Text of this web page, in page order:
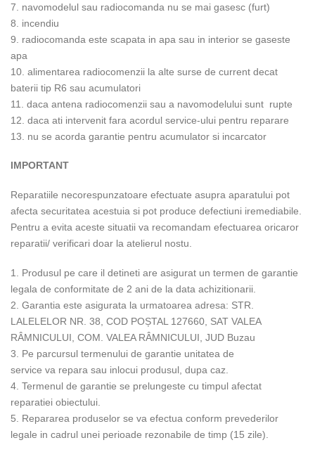
7. navomodelul sau radiocomanda nu se mai gasesc (furt)
8. incendiu
9. radiocomanda este scapata in apa sau in interior se gaseste
apa
10. alimentarea radiocomenzii la alte surse de current decat
baterii tip R6 sau acumulatori
11. daca antena radiocomenzii sau a navomodelului sunt rupte
12. daca ati intervenit fara acordul service-ului pentru reparare
13. nu se acorda garantie pentru acumulator si incarcator
IMPORTANT
Reparatiile necorespunzatoare efectuate asupra aparatului pot
afecta securitatea acestuia si pot produce defectiuni iremediabile.
Pentru a evita aceste situatii va recomandam efectuarea oricaror
reparatii/ verificari doar la atelierul nostu.
1. Produsul pe care il detineti are asigurat un termen de garantie
legala de conformitate de 2 ani de la data achizitionarii.
2. Garantia este asigurata la urmatoarea adresa: STR.
LALELELOR NR. 38, COD POȘTAL 127660, SAT VALEA
RÂMNICULUI, COM. VALEA RÂMNICULUI, JUD Buzau
3. Pe parcursul termenului de garantie unitatea de
service va repara sau inlocui produsul, dupa caz.
4. Termenul de garantie se prelungeste cu timpul afectat
reparatiei obiectului.
5. Repararea produselor se va efectua conform prevederilor
legale in cadrul unei perioade rezonabile de timp (15 zile).